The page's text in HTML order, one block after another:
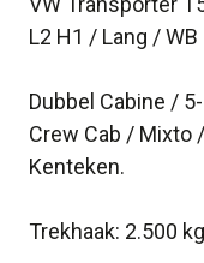
L2 H1 / Lang / WB
Dubbel Cabine /
Crew Cab / Mixto
Kenteken.
Trekhaak: 2.500